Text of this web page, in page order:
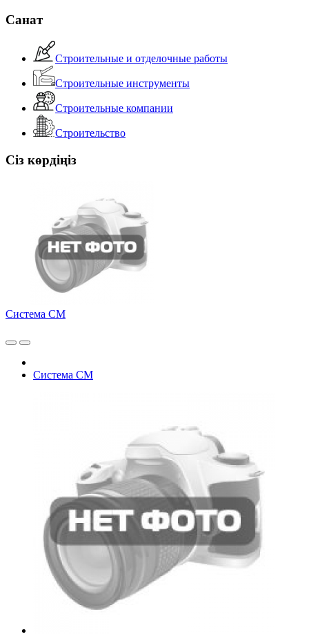
Санат
Строительные и отделочные работы
Строительные инструменты
Строительные компании
Строительство
Сіз көрдіңіз
Система СМ
Система СМ